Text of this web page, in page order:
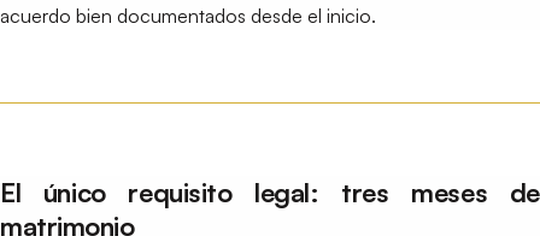
acuerdo bien documentados desde el inicio.
El único requisito legal: tres meses de
matrimonio